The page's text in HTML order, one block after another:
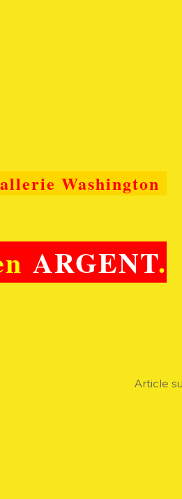
Washington
ARGENT.
Article